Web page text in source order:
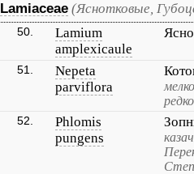
Lamiaceae (Яснотковые,
50.
Lamium
amplexicaule
51.
Nepeta
parviflora
52.
Phlomis
pungens